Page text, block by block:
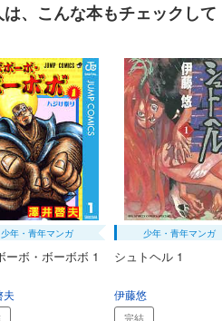
試し読み
2025年2月号
カート
試し読み
2025年1月号
、こんな本もチェックして
ド
少年・青年マンガ
ーボ・ボーボボ 1
夫
少年・青年マンガ
シュトヘル 1
伊藤悠
完結